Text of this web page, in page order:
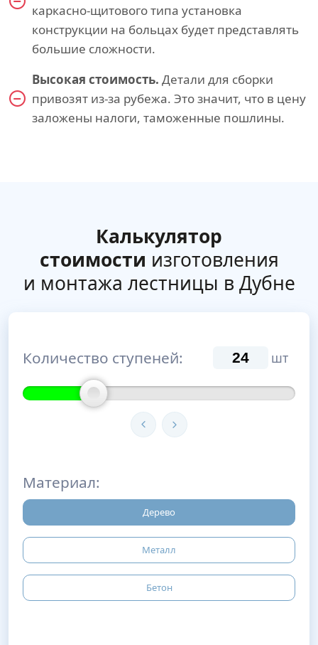
каркасно-щитового типа установка
конструкции на больцах будет представлять
большие сложности.
Высокая стоимость. Детали для сборки
привозят из-за рубежа. Это значит, что в цену
заложены налоги, таможенные пошлины.
Калькулятор
стоимости изготовления
и монтажа лестницы в Дубне
Количество ступеней: шт
Материал:
Дерево
Металл
Бетон